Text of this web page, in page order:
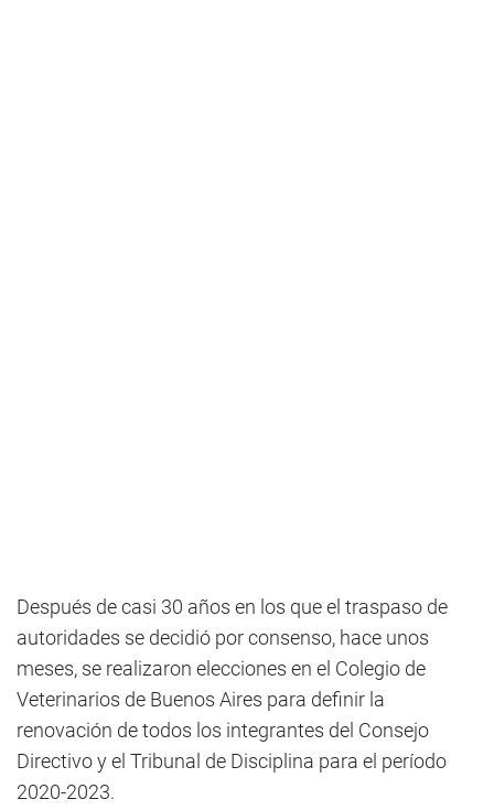
Después de casi 30 años en los que el traspaso de
autoridades se decidió por consenso, hace unos
meses, se realizaron elecciones en el Colegio de
Veterinarios de Buenos Aires para definir la
renovación de todos los integrantes del Consejo
Directivo y el Tribunal de Disciplina para el período
2020-2023.